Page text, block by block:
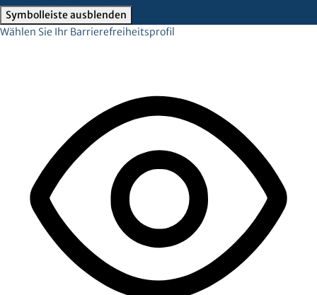
Symbolleiste ausblenden
Wählen Sie Ihr Barrierefreiheitsprofil